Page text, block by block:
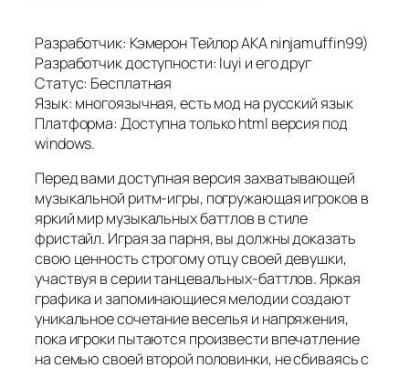
Разработчик: Кэмерон Тейлор AKA ninjamuffin99)
Разработчик доступности: luyi и его друг
Статус: Бесплатная
Язык: многоязычная, есть мод на русский язык
Платформа: Доступна только html версия под
windows.
Перед вами доступная версия захватывающей
музыкальной ритм-игры, погружающая игроков в
яркий мир музыкальных баттлов в стиле
фристайл. Играя за парня, вы должны доказать
свою ценность строгому отцу своей девушки,
участвуя в серии танцевальных-баттлов. Яркая
графика и запоминающиеся мелодии создают
уникальное сочетание веселья и напряжения,
пока игроки пытаются произвести впечатление
на семью своей второй половинки, не сбиваясь с